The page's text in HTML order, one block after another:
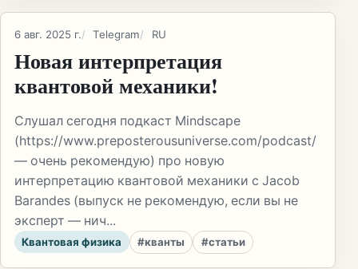
6 авг. 2025 г. Telegram RU
Новая интерпретация
квантовой механики!
Слушал сегодня подкаст Mindscape
(https://www.preposterousuniverse.com/podcast/
— очень рекомендую) про новую
интерпретацию квантовой механики с Jacob
Barandes (выпуск не рекомендую, если вы не
эксперт — нич...
Квантовая физика #кванты #статьи